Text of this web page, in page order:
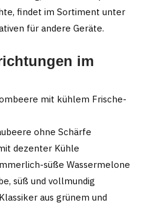
findet im Sortiment unter
für andere Geräte.
im
mit kühlem Frische-
ohne Schärfe
dezenter Kühle
süße Wassermelone
süß und vollmundig
aus grünem und